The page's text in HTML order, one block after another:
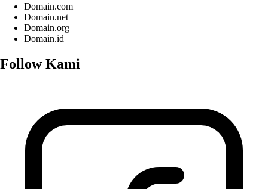
Domain.com
Domain.net
Domain.org
Domain.id
Follow Kami